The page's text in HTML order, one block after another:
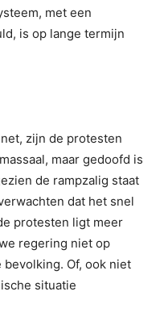
met een
is op lange termijn
zijn de protesten
maar gedoofd is
de rampzalig staat
dat het snel
protesten ligt meer
regering niet op
Of, ook niet
situatie